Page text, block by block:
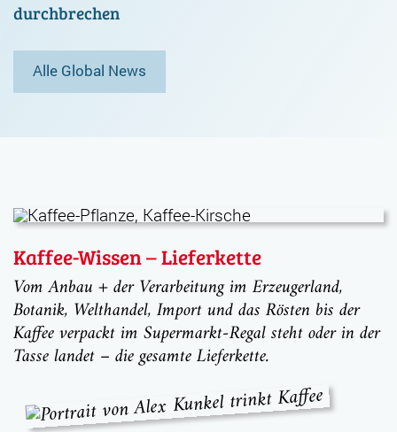
durchbrechen
Alle Global News
Kaffee-Wissen – Lieferkette
Vom Anbau + der Verarbeitung im Erzeugerland,
Botanik, Welthandel, Import und das Rösten bis der
Kaffee verpackt im Supermarkt-Regal steht oder in der
Tasse landet – die gesamte Lieferkette.